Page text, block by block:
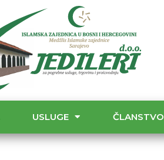
USLUGE ČLANSTVO